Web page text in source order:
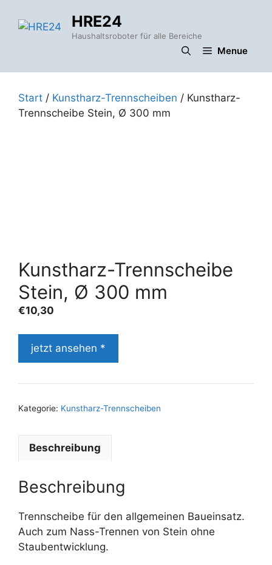
Inhalt
HRE24
Haushaltsroboter für alle Bereiche
Menue
Start / Kunstharz-Trennscheiben / Kunstharz-
Trennscheibe Stein, Ø 300 mm
Kunstharz-Trennscheibe
Stein, Ø 300 mm
€10,30
jetzt ansehen *
Kategorie: Kunstharz-Trennscheiben
Beschreibung
Beschreibung
Trennscheibe für den allgemeinen Baueinsatz.
Auch zum Nass-Trennen von Stein ohne
Staubentwicklung.